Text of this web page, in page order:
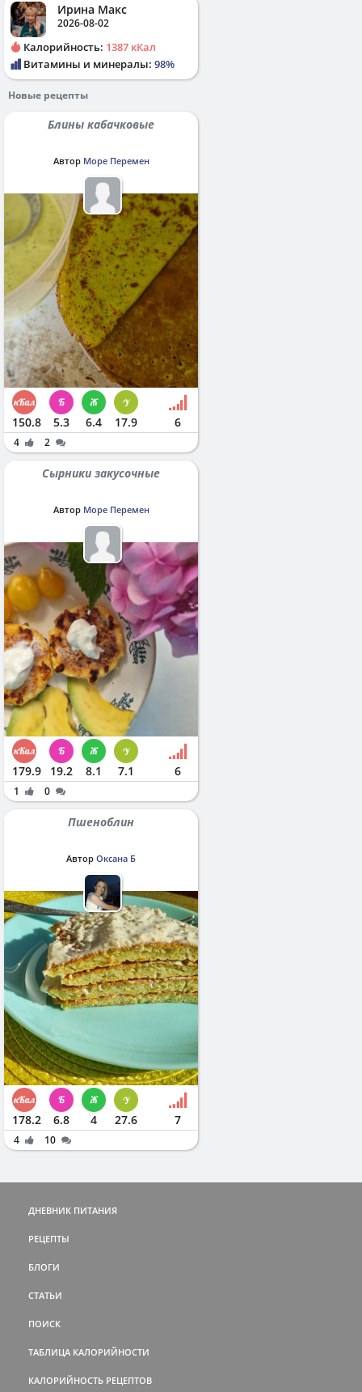
Ирина Макс
2026-08-02
Калорийность: 1387 кКал
Витамины и минералы: 98%
Новые рецепты
Блины кабачковые
Автор Море Перемен
150.8 5.3 6.4 17.9 6
4 2
Сырники закусочные
Автор Море Перемен
179.9 19.2 8.1 7.1 6
1 0
Пшеноблин
Автор Оксана Б
178.2 6.8 4 27.6 7
4 10
ДНЕВНИК ПИТАНИЯ
РЕЦЕПТЫ
БЛОГИ
СТАТЬИ
ПОИСК
ТАБЛИЦА КАЛОРИЙНОСТИ
КАЛОРИЙНОСТЬ РЕЦЕПТОВ